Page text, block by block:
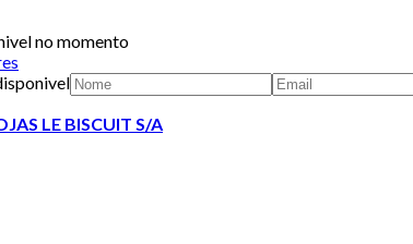
no momento
LE BISCUIT S/A